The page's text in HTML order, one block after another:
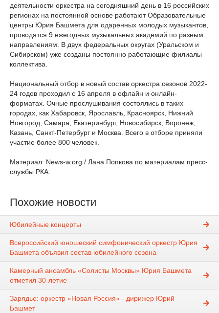
деятельности оркестра на сегодняшний день в 16 российских
регионах на постоянной основе работают Образовательные
центры Юрия Башмета для одаренных молодых музыкантов,
проводятся 9 ежегодных музыкальных академий по разным
направлениям. В двух федеральных округах (Уральском и
Сибирском) уже созданы постоянно работающие филиалы
коллектива.
Национальный отбор в новый состав оркестра сезонов 2022-
24 годов проходил с 16 апреля в офлайн и онлайн-
форматах. Очные прослушивания состоялись в таких
городах, как Хабаровск, Ярославль, Красноярск, Нижний
Новгород, Самара, Екатеринбург, Новосибирск, Воронеж,
Казань, Санкт-Петербург и Москва. Всего в отборе приняли
участие более 800 человек.
Материал: News-w.org / Лана Попкова по материалам пресс-
службы РКА.
Похожие новости
Юбилейные концерты
Всероссийский юношеский симфонический оркестр Юрия
Башмета объявил состав юбилейного сезона
Камерный ансамбль «Солисты Москвы» Юрия Башмета
отметил 30-летие
Зарядье: оркестр «Новая Россия» - дирижер Юрий
Башмет